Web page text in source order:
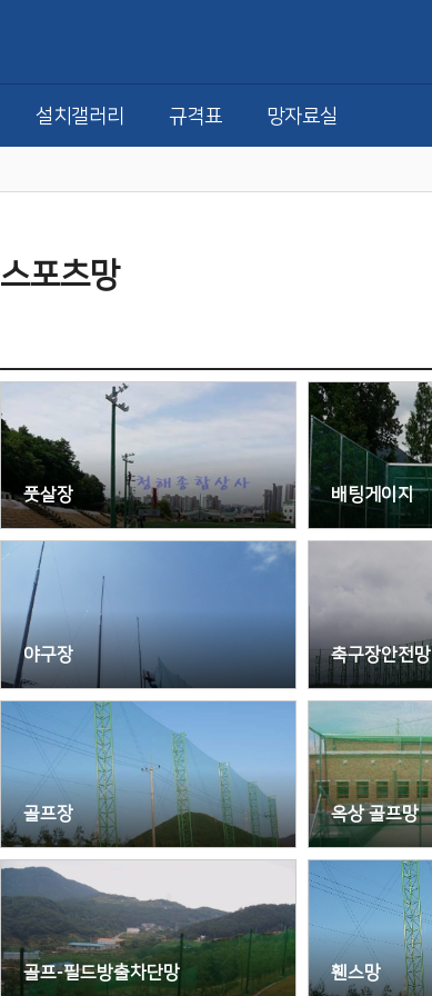
설치갤러리 규격표 망자료실
스포츠망
풋살장 배팅게이지
야구장 축구장안전망
골프장 옥상 골프망
골프-필드방출차단망 휀스망